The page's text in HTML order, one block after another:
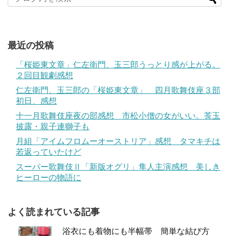
最近の投稿
「桜姫東文章」仁左衛門、玉三郎うっとり感が上がる。
２回目観劇感想
仁左衛門、玉三郎の「桜姫東文章」 四月歌舞伎座３部
初日、感想
十一月歌舞伎座夜の部感想 市松小僧の女がいい。莟玉
披露・親子連獅子も
月組「アイムフロムーオーストリア」感想 タマキチは
若返っていたけど
スーパー歌舞伎Ⅱ「新版オグリ」隼人主演感想 美しき
ヒーローの物語に
よく読まれている記事
浴衣にも着物にも半幅帯 簡単な結び方